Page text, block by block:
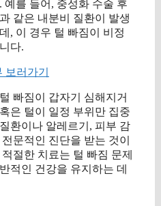
예를 들어, 중성화 수술 후
같은 내분비 질환이 발생
, 이 경우 털 빠짐이 비정
다.
러가기
빠짐이 갑자기 심해지거
은 털이 일정 부위만 집중
환이나 알레르기, 피부 감
문적인 진단을 받는 것이
절한 치료는 털 빠짐 문제
적인 건강을 유지하는 데